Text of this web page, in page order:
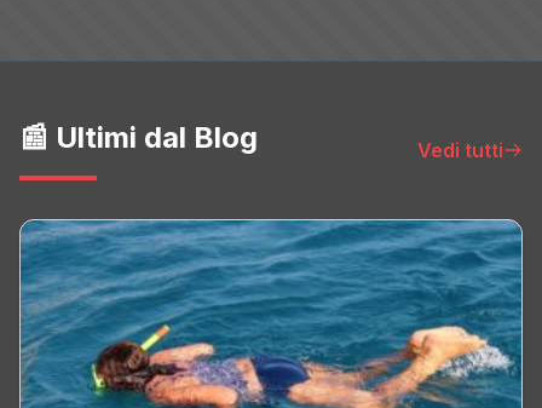
📰 Ultimi dal Blog Vedi tutti